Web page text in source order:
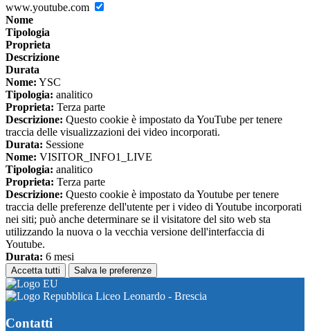
www.youtube.com
Nome
Tipologia
Proprieta
Descrizione
Durata
Nome: YSC
Tipologia: analitico
Proprieta: Terza parte
Descrizione: Questo cookie è impostato da YouTube per tenere
traccia delle visualizzazioni dei video incorporati.
Durata: Sessione
Nome: VISITOR_INFO1_LIVE
Tipologia: analitico
Proprieta: Terza parte
Descrizione: Questo cookie è impostato da Youtube per tenere
traccia delle preferenze dell'utente per i video di Youtube incorporati
nei siti; può anche determinare se il visitatore del sito web sta
utilizzando la nuova o la vecchia versione dell'interfaccia di
Youtube.
Durata: 6 mesi
Accetta tutti Salva le preferenze
Liceo Leonardo - Brescia
Contatti